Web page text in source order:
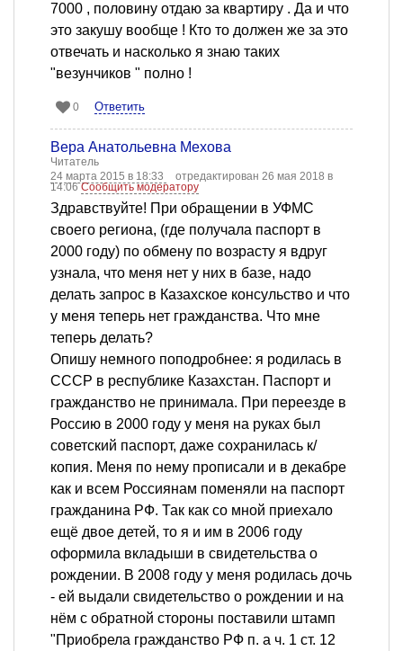
7000 , половину отдаю за квартиру . Да и что
это закушу вообще ! Кто то должен же за это
отвечать и насколько я знаю таких
"везунчиков " полно !
0 Ответить
Вера Анатольевна Мехова
Читатель
24 марта 2015 в 18:33
отредактирован 26 мая 2018 в
14:06Сообщить модератору
Здравствуйте! При обращении в УФМС
своего региона, (где получала паспорт в
2000 году) по обмену по возрасту я вдруг
узнала, что меня нет у них в базе, надо
делать запрос в Казахское консульство и что
у меня теперь нет гражданства. Что мне
теперь делать?
Опишу немного поподробнее: я родилась в
СССР в республике Казахстан. Паспорт и
гражданство не принимала. При переезде в
Россию в 2000 году у меня на руках был
советский паспорт, даже сохранилась к/
копия. Меня по нему прописали и в декабре
как и всем Россиянам поменяли на паспорт
гражданина РФ. Так как со мной приехало
ещё двое детей, то я и им в 2006 году
оформила вкладыши в свидетельства о
рождении. В 2008 году у меня родилась дочь
- ей выдали свидетельство о рождении и на
нём с обратной стороны поставили штамп
"Приобрела гражданство РФ п. а ч. 1 ст. 12